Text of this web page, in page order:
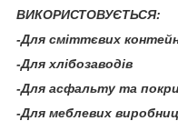
ВИКОРИСТОВУЄТЬСЯ:
-Для сміттєвих
-Для хлібозаводів
-Для асфальту та
-Для меблевих